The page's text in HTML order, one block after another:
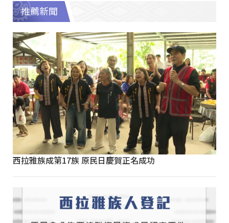
推薦新聞
西拉雅族成第17族 原民日慶賀正名成功